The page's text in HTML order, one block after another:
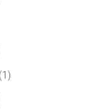
(1)